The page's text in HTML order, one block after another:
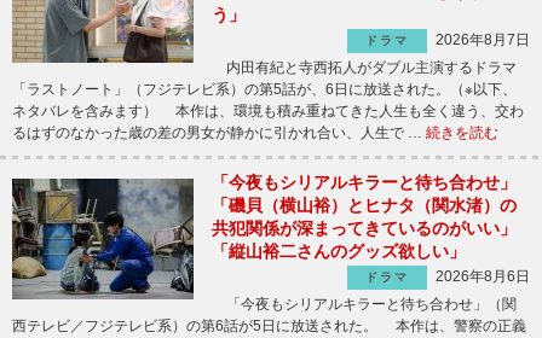
う」
ドラマ
2026年8月7日
内田有紀と寺西拓人がダブル主演するドラマ
「ラストノート」（フジテレビ系）の第5話が、6日に放送された。（※以下、
ネタバレを含みます） 本作は、環境も積み重ねてきた人生も全く違う、交わ
るはずのなかった歳の差の男女が静かに引かれ合い、人生で … 続きを読む
「今夜もシリアルキラーと待ち合わせ」
「磯貝（横山裕）とヒナタ（関水渚）の
共犯関係が深まってきているのがいい」
「縦山裕二さんのグッズ欲しい」
ドラマ
2026年8月6日
「今夜もシリアルキラーと待ち合わせ」（関
西テレビ／フジテレビ系）の第6話が5日に放送された。 本作は、警察の正義